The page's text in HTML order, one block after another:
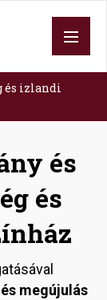
és izlandi
és
és
megújulás